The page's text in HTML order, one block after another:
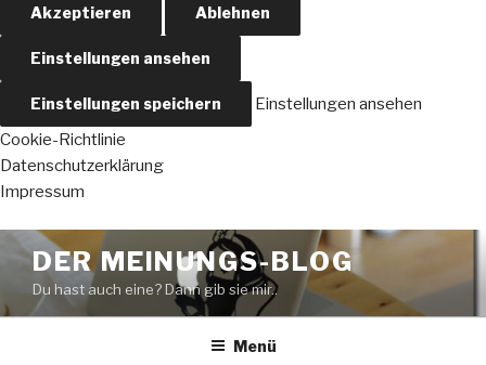
Akzeptieren Ablehnen
Einstellungen ansehen
Einstellungen speichern
Einstellungen ansehen
Cookie-Richtlinie
Datenschutzerklärung
Impressum
Zum
Inhalt
springen
DER MEINUNGS-BLOG
Du hast auch eine? Dann gib sie mir..
Menü